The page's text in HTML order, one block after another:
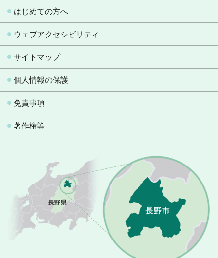
はじめての方へ
ウェブアクセシビリティ
サイトマップ
個人情報の保護
免責事項
著作権等